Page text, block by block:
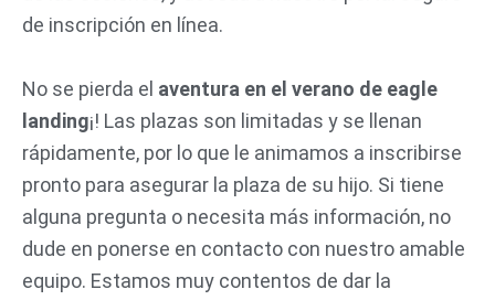
de inscripción en línea.
No se pierda el aventura en el verano de eagle
landing¡! Las plazas son limitadas y se llenan
rápidamente, por lo que le animamos a inscribirse
pronto para asegurar la plaza de su hijo. Si tiene
alguna pregunta o necesita más información, no
dude en ponerse en contacto con nuestro amable
equipo. Estamos muy contentos de dar la